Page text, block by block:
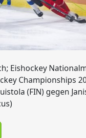
Eishockey
Championships
(FIN) gegen